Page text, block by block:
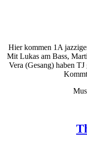
Hier kommen 1A
Mit Lukas am Bass,
Vera (Gesang) haben